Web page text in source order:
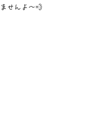
せんよ～💨